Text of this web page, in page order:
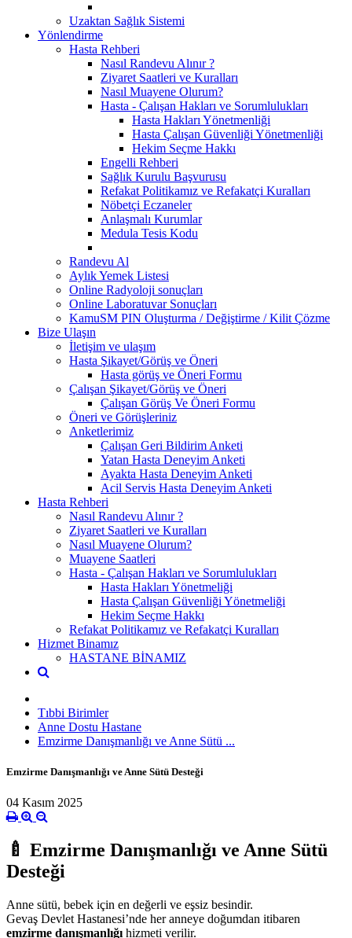
Uzaktan Sağlık Sistemi
Yönlendirme
Hasta Rehberi
Nasıl Randevu Alınır ?
Ziyaret Saatleri ve Kuralları
Nasıl Muayene Olurum?
Hasta - Çalışan Hakları ve Sorumlulukları
Hasta Hakları Yönetmenliği
Hasta Çalışan Güvenliği Yönetmenliği
Hekim Seçme Hakkı
Engelli Rehberi
Sağlık Kurulu Başvurusu
Refakat Politikamız ve Refakatçi Kuralları
Nöbetçi Eczaneler
Anlaşmalı Kurumlar
Medula Tesis Kodu
Randevu Al
Aylık Yemek Listesi
Online Radyoloji sonuçları
Online Laboratuvar Sonuçları
KamuSM PIN Oluşturma / Değiştirme / Kilit Çözme
Bize Ulaşın
İletişim ve ulaşım
Hasta Şikayet/Görüş ve Öneri
Hasta görüş ve Öneri Formu
Çalışan Şikayet/Görüş ve Öneri
Çalışan Görüş Ve Öneri Formu
Öneri ve Görüşleriniz
Anketlerimiz
Çalışan Geri Bildirim Anketi
Yatan Hasta Deneyim Anketi
Ayakta Hasta Deneyim Anketi
Acil Servis Hasta Deneyim Anketi
Hasta Rehberi
Nasıl Randevu Alınır ?
Ziyaret Saatleri ve Kuralları
Nasıl Muayene Olurum?
Muayene Saatleri
Hasta - Çalışan Hakları ve Sorumlulukları
Hasta Hakları Yönetmeliği
Hasta Çalışan Güvenliği Yönetmeliği
Hekim Seçme Hakkı
Refakat Politikamız ve Refakatçi Kuralları
Hizmet Binamız
HASTANE BİNAMIZ
Tıbbi Birimler
Anne Dostu Hastane
Emzirme Danışmanlığı ve Anne Sütü ...
Emzirme Danışmanlığı ve Anne Sütü Desteği
04 Kasım 2025
🍼 Emzirme Danışmanlığı ve Anne Sütü
Desteği
Anne sütü, bebek için en değerli ve eşsiz besindir.
Gevaş Devlet Hastanesi’nde her anneye doğumdan itibaren
emzirme danışmanlığı hizmeti verilir.